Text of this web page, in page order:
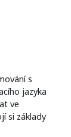
s
jazyka
ve
si základy